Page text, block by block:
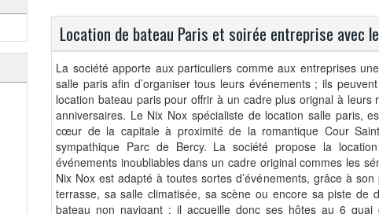
Location de bateau Paris et soirée entreprise avec
La société apporte aux particuliers comme aux entreprises
salle paris afin d’organiser tous leurs événements ; ils
location bateau paris pour offrir à un cadre plus orignal à leurs
anniversaires. Le Nix Nox spécialiste de location salle paris,
cœur de la capitale à proximité de la romantique Cour
sympathique Parc de Bercy. La société propose la
événements inoubliables dans un cadre original commes les
Nix Nox est adapté à toutes sortes d’événements, grâce à
terrasse, sa salle climatisée, sa scène ou encore sa piste de
bateau non navigant ; il accueille donc ses hôtes au 6